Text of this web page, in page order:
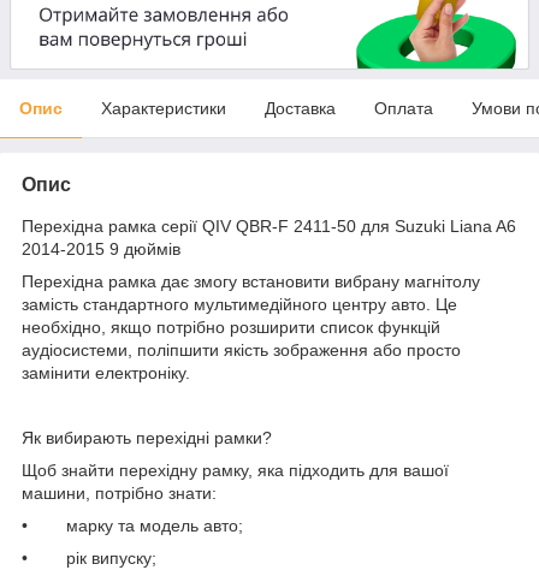
Опис Характеристики Доставка Оплата Умови
Опис
Перехідна рамка серії QIV QBR-F 2411-50 для Suzuki Liana A6
2014-2015 9 дюймів
Перехідна рамка дає змогу встановити вибрану магнітолу
замість стандартного мультимедійного центру авто. Це
необхідно, якщо потрібно розширити список функцій
аудіосистеми, поліпшити якість зображення або просто
замінити електроніку.
Як вибирають перехідні рамки?
Щоб знайти перехідну рамку, яка підходить для вашої
машини, потрібно знати:
• марку та модель авто;
• рік випуску;